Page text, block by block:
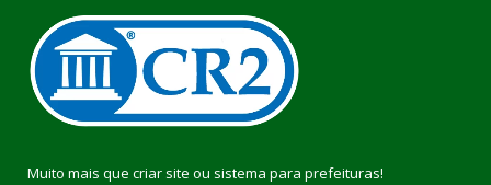
Muito mais que criar site ou sistema para prefeituras!